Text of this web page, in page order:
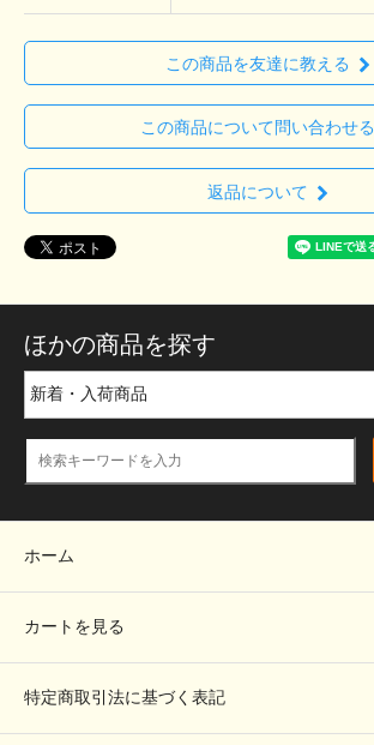
この商品を友達に教える
この商品について問い合わせる
返品について
ほかの商品を探す
ホーム
カートを見る
特定商取引法に基づく表記